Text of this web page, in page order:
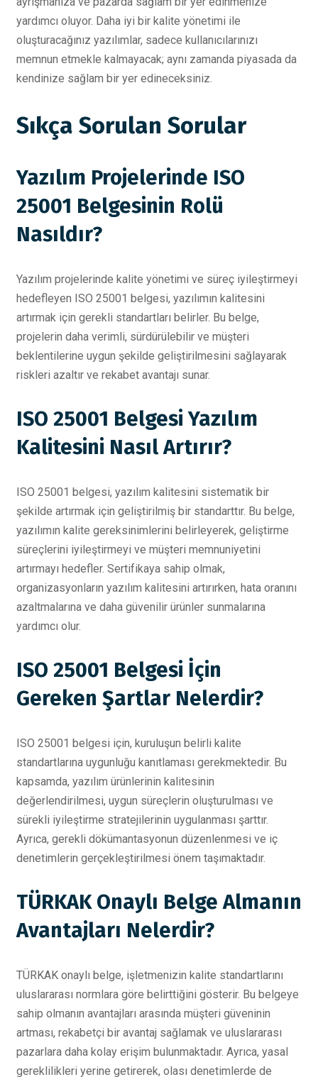
yardımcı oluyor. Daha iyi bir kalite yönetimi ile
oluşturacağınız yazılımlar, sadece kullanıcılarınızı
memnun etmekle kalmayacak; aynı zamanda piyasada da
kendinize sağlam bir yer edineceksiniz.
Sıkça Sorulan Sorular
Yazılım Projelerinde ISO
25001 Belgesinin Rolü
Nasıldır?
Yazılım projelerinde kalite yönetimi ve süreç iyileştirmeyi
hedefleyen ISO 25001 belgesi, yazılımın kalitesini
artırmak için gerekli standartları belirler. Bu belge,
projelerin daha verimli, sürdürülebilir ve müşteri
beklentilerine uygun şekilde geliştirilmesini sağlayarak
riskleri azaltır ve rekabet avantajı sunar.
ISO 25001 Belgesi Yazılım
Kalitesini Nasıl Artırır?
ISO 25001 belgesi, yazılım kalitesini sistematik bir
şekilde artırmak için geliştirilmiş bir standarttır. Bu belge,
yazılımın kalite gereksinimlerini belirleyerek, geliştirme
süreçlerini iyileştirmeyi ve müşteri memnuniyetini
artırmayı hedefler. Sertifikaya sahip olmak,
organizasyonların yazılım kalitesini artırırken, hata oranını
azaltmalarına ve daha güvenilir ürünler sunmalarına
yardımcı olur.
ISO 25001 Belgesi İçin
Gereken Şartlar Nelerdir?
ISO 25001 belgesi için, kuruluşun belirli kalite
standartlarına uygunluğu kanıtlaması gerekmektedir. Bu
kapsamda, yazılım ürünlerinin kalitesinin
değerlendirilmesi, uygun süreçlerin oluşturulması ve
sürekli iyileştirme stratejilerinin uygulanması şarttır.
Ayrıca, gerekli dökümantasyonun düzenlenmesi ve iç
denetimlerin gerçekleştirilmesi önem taşımaktadır.
TÜRKAK Onaylı Belge Almanın
Avantajları Nelerdir?
TÜRKAK onaylı belge, işletmenizin kalite standartlarını
uluslararası normlara göre belirttiğini gösterir. Bu belgeye
sahip olmanın avantajları arasında müşteri güveninin
artması, rekabetçi bir avantaj sağlamak ve uluslararası
pazarlara daha kolay erişim bulunmaktadır. Ayrıca, yasal
gereklilikleri yerine getirerek, olası denetimlerde de